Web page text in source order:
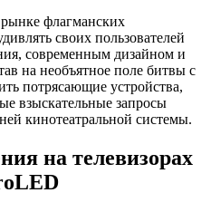
флагманских
своих пользователей
современным дизайном и
на необъятное поле битвы с
потрясающие устройства,
взыскательные запросы
кинотеатральной системы.
на телевизорах